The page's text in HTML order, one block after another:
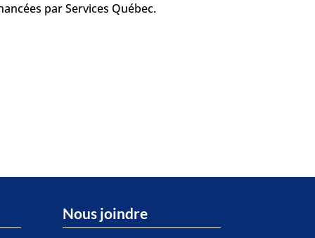
par Services Québec.
Nous joindre